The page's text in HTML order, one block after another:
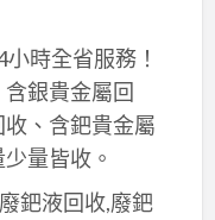
時全省服務！
銀貴金屬回
、含鈀貴金屬
量皆收。
鈀液回收,廢鈀